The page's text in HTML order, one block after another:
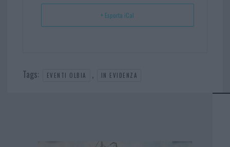
+ Esporta iCal
Tags: EVENTI OLBIA , IN EVIDENZA